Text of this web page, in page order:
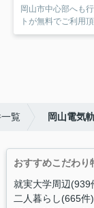
岡山市中心部へも
トが無料でご利用
覧 岡山電気
おすすめこだわり
就実大学周辺(939
二人暮らし(665件)